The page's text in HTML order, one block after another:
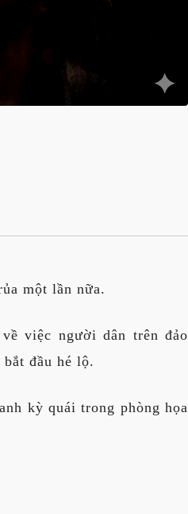
một lần nữa.
việc người dân trên đảo
đầu hé lộ.
kỳ quái trong phòng họa